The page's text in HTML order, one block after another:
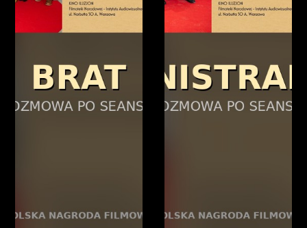
Już na etapie scenariusza było jasne, że powstaje film
świeży i inny niż wszystko dookoła. Nawet Dusiołek –
najmocniejszych elementów. To rozmowa o pamięci,
fantazji i rodzinnych więziach, które wracają jak duchy z
Festiwal 28. Orłów — Rozmowy po seansach. Polska